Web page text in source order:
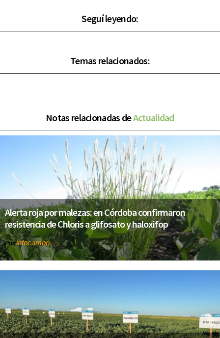
Seguí leyendo:
Temas relacionados:
Notas relacionadas deActualidad
Alerta roja por malezas: en Córdoba confirmaron
resistencia de Chloris a glifosato y haloxifop
Porinfocampo